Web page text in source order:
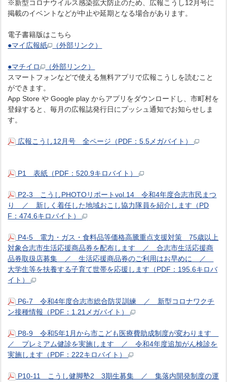
※新型コロナウイルス感染拡大防止のため、広報こうし12月号に
掲載のイベントなどが中止や延期となる場合があります。
電子書籍版はこちら
●マイ広報紙
（外部リンク）
●マチイロ
（外部リンク）
スマートフォンなどで使える無料アプリで広報こうしを読むこと
ができます。
App Store や Google play からアプリをダウンロードし、市町村を
登録すると、毎月の広報誌発行日にプッシュ通知でお知らせしま
す。
広報こうし12月号 全ページ（PDF：5.5メガバイト）
P1 表紙（PDF：520.9キロバイト）
P2-3 こうしPHOTOリポートvol.14 令和4年度合志市民まつ
り ／ 新しく着任した地域おこし協力隊員を紹介します（PD
F：474.6キロバイト）
P4-5 電力・ガス・食料品等価格高騰重点支援対策 75歳以上
対象合志市生活応援商品券を配布します ／ 合志市生活応援商
品券取扱店募集 ／ 生活応援商品券のご利用はお早めに ／
大学生等を扶養する子育て世帯を応援します（PDF：195.6キロバ
イト）
P6-7 令和4年度合志市総合防災訓練 ／ 新型コロナワクチ
ン接種情報（PDF：1.21メガバイト）
P8-9 令和5年1月から市こども医療費助成制度が変わります
／ プレミアム健診を実施します ／ 令和4年度追加がん検診を
実施します（PDF：222キロバイト）
P10-11 こうし健脚塾2 3期生募集 ／ 集落内開発制度の運